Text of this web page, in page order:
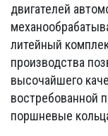
двигателей
литейный
производства
высочайшего
востребованной
поршневые